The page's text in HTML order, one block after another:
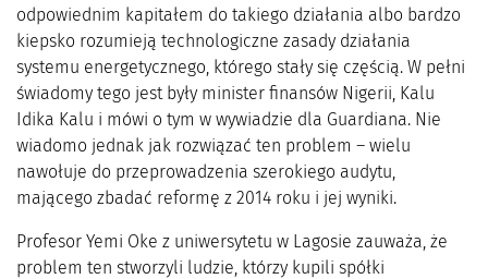
odpowiednim kapitałem do takiego działania albo bardzo
kiepsko rozumieją technologiczne zasady działania
systemu energetycznego, którego stały się częścią. W pełni
świadomy tego jest były minister finansów Nigerii, Kalu
Idika Kalu i mówi o tym w wywiadzie dla Guardiana. Nie
wiadomo jednak jak rozwiązać ten problem – wielu
nawołuje do przeprowadzenia szerokiego audytu,
mającego zbadać reformę z 2014 roku i jej wyniki.
Profesor Yemi Oke z uniwersytetu w Lagosie zauważa, że
problem ten stworzyli ludzie, którzy kupili spółki